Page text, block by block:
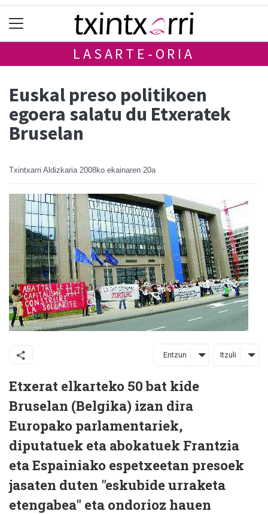
LASARTE-ORIA
Euskal preso politikoen
egoera salatu du Etxeratek
Bruselan
Txintxarri Aldizkaria 2008ko ekainaren 20a
Entzun Itzuli
Etxerat elkarteko 50 bat kide
Bruselan (Belgika) izan dira
Europako parlamentariek,
diputatuek eta abokatuek Frantzia
eta Espainiako espetxeetan presoek
jasaten duten "eskubide urraketa
etengabea" eta ondorioz hauen